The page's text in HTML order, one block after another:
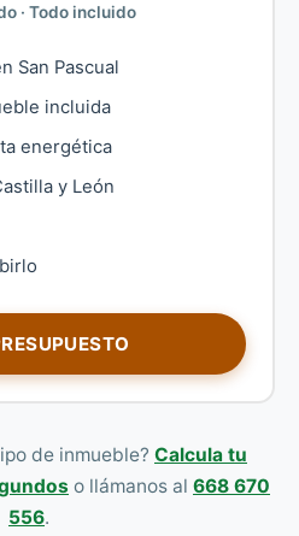
· Todo incluido
San Pascual
incluida
energética
y León
de inmueble? Calcula tu
o llámanos al 668 670
556.